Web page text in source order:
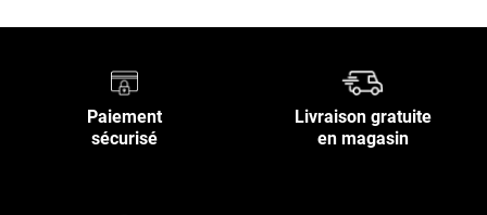
Paiement
sécurisé
Livraison gratuite
en magasin